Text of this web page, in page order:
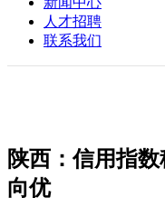
人才招聘
联系我们
陕西：信用指
向优